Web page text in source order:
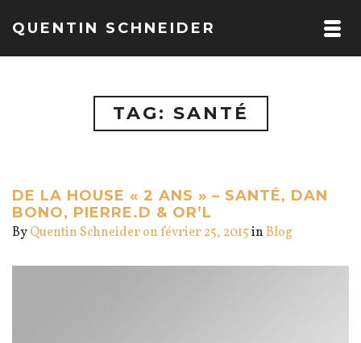
QUENTIN SCHNEIDER
TAG: SANTÉ
DE LA HOUSE « 2 ANS » – SANTÉ, DAN
BONO, PIERRE.D & OR’L
ByQuentin Schneideron février 25, 2015in Blog